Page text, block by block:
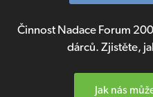
Činnost Nadace Forum
dárců. Zjistěte,
Jak nás